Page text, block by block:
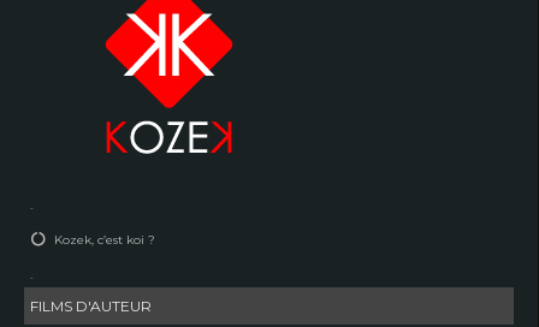
–
Kozek, c’est koi ?
–
FILMS D'AUTEUR